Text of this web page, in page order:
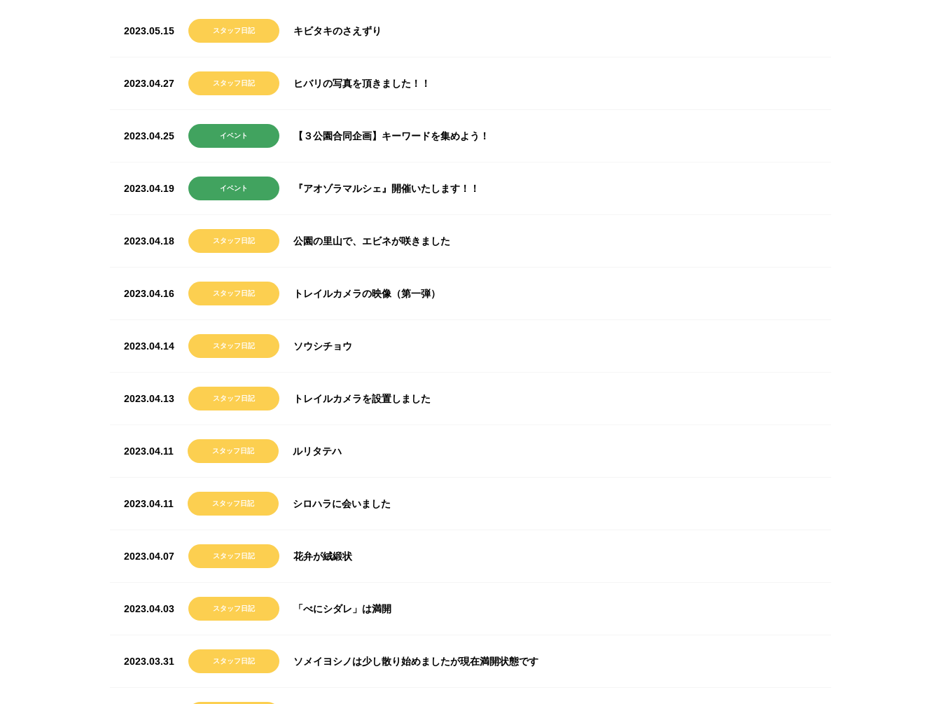
2023.05.15 スタッフ日記 キビタキのさえずり
2023.04.27 スタッフ日記 ヒバリの写真を頂きました！！
2023.04.25 イベント 【３公園合同企画】キーワードを集めよう！
2023.04.19 イベント 『アオゾラマルシェ』開催いたします！！
2023.04.18 スタッフ日記 公園の里山で、エビネが咲きました
2023.04.16 スタッフ日記 トレイルカメラの映像（第一弾）
2023.04.14 スタッフ日記 ソウシチョウ
2023.04.13 スタッフ日記 トレイルカメラを設置しました
2023.04.11 スタッフ日記 ルリタテハ
2023.04.11 スタッフ日記 シロハラに会いました
2023.04.07 スタッフ日記 花弁が絨緞状
2023.04.03 スタッフ日記 「べにシダレ」は満開
2023.03.31 スタッフ日記 ソメイヨシノは少し散り始めましたが現在満開状態です